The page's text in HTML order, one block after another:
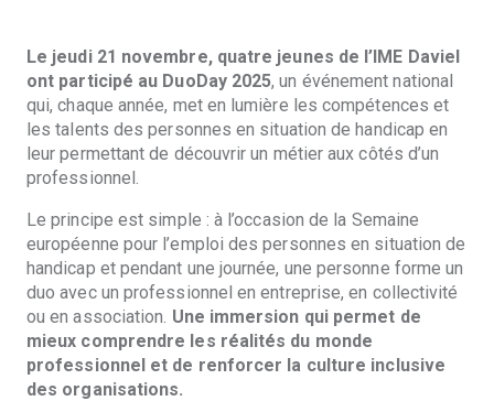
Le jeudi 21 novembre, quatre jeunes de l’IME Daviel
ont participé au DuoDay 2025, un événement national
qui, chaque année, met en lumière les compétences et
les talents des personnes en situation de handicap en
leur permettant de découvrir un métier aux côtés d’un
professionnel.
Le principe est simple : à l’occasion de la Semaine
européenne pour l’emploi des personnes en situation de
handicap et pendant une journée, une personne forme un
duo avec un professionnel en entreprise, en collectivité
ou en association. Une immersion qui permet de
mieux comprendre les réalités du monde
professionnel et de renforcer la culture inclusive
des organisations.